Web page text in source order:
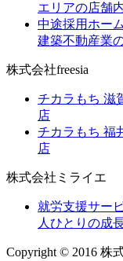
エリアの店舗
中途採用ホー
建築不動産業
株式会社freesia
チカラもち 滋
店
チカラもち 福
店
株式会社ミライエ
就労支援サー
人ひとりの成
Copyright © 2016 株